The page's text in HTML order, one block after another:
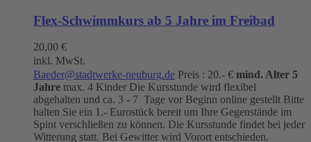
Flex-Schwimmkurs ab 5 Jahre im Freibad
20,00 €
inkl. MwSt.
Baeder@stadtwerke-neuburg.de Preis : 20.- € mind. Alter 5
Jahre max. 4 Kinder Die Kursstunde wird flexibel
abgehalten und ca. 3 - 7 Tage vor Beginn online gestellt Bitte
halten Sie ein 1.- Eurostück bereit um Ihre Gegenstände im
Spint verschließen zu können. Die Kursstunde findet bei jeder
Witterung statt. Bei Gewitter wird Vorort entschieden.